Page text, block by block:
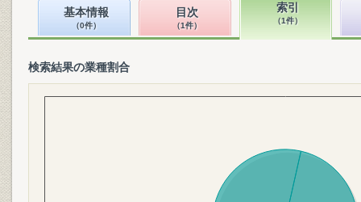
基本情報
（0件）
目次
（1件）
索引
（1件）
検索結果の業種割合